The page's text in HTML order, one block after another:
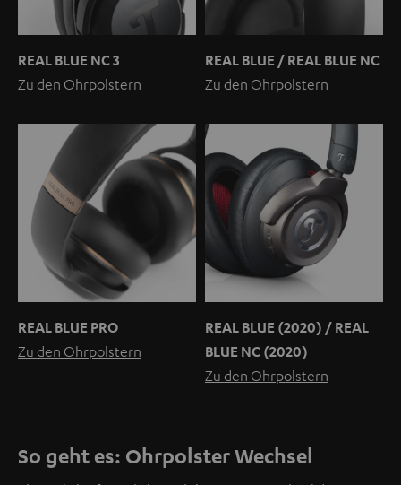
REAL BLUE NC 3
Zu den Ohrpolstern
REAL BLUE / REAL BLUE NC
Zu den Ohrpolstern
REAL BLUE PRO
Zu den Ohrpolstern
REAL BLUE (2020) / REAL
BLUE NC (2020)
Zu den Ohrpolstern
So geht es: Ohrpolster Wechsel